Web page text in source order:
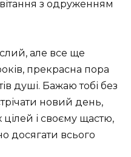
з одруженням
але все ще
прекрасна пора
душі. Бажаю тобі без
новий день,
і своєму щастю,
досягати всього